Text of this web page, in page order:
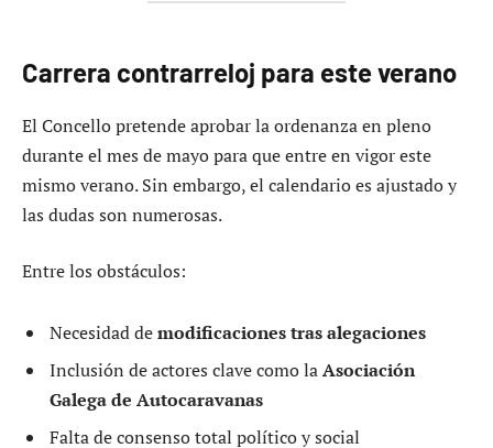
Carrera contrarreloj para este verano
El Concello pretende aprobar la ordenanza en pleno
durante el mes de mayo para que entre en vigor este
mismo verano. Sin embargo, el calendario es ajustado y
las dudas son numerosas.
Entre los obstáculos:
Necesidad demodificaciones tras alegaciones
Inclusión de actores clave como laAsociación
Galega de Autocaravanas
Falta de consenso total político y social